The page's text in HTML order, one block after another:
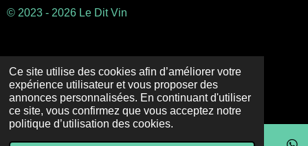
Ce site utilise des cookies afin d’améliorer votre
expérience utilisateur et vous proposer des
annonces personnalisées. En continuant d'utiliser
ce site, vous confirmez que vous acceptez notre
politique d’utilisation des cookies.
© 2023 - 2026 Le Dit Vin